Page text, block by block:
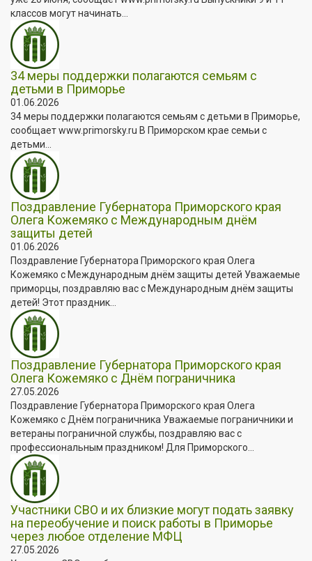
классов могут начинать...
34 меры поддержки полагаются семьям с
детьми в Приморье
01.06.2026
34 меры поддержки полагаются семьям с детьми в Приморье,
сообщает www.primorsky.ru В Приморском крае семьи с
детьми...
Поздравление Губернатора Приморского края
Олега Кожемяко с Международным днём
защиты детей
01.06.2026
Поздравление Губернатора Приморского края Олега
Кожемяко с Международным днём защиты детей Уважаемые
приморцы, поздравляю вас с Международным днём защиты
детей! Этот праздник...
Поздравление Губернатора Приморского края
Олега Кожемяко с Днём пограничника
27.05.2026
Поздравление Губернатора Приморского края Олега
Кожемяко с Днём пограничника Уважаемые пограничники и
ветераны пограничной службы, поздравляю вас с
профессиональным праздником! Для Приморского...
Участники СВО и их близкие могут подать заявку
на переобучение и поиск работы в Приморье
через любое отделение МФЦ
27.05.2026